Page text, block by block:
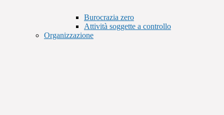
Burocrazia zero
Attività soggette a controllo
Organizzazione